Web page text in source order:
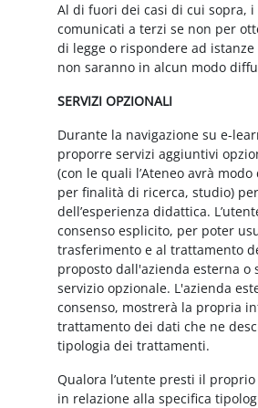
Al di fuori dei casi di cui sopra,
comunicati a terzi se non per
di legge o rispondere ad
non saranno in alcun modo
SERVIZI OPZIONALI
Durante la navigazione su e-
proporre servizi aggiuntivi
(con le quali l’Ateneo avrà
per finalità di ricerca, studio)
dell’esperienza didattica.
consenso esplicito, per poter
trasferimento e al trattamento
proposto dall'azienda esterna o
servizio opzionale. L'azienda
consenso, mostrerà la propria
trattamento dei dati che ne
tipologia dei trattamenti.
Qualora l’utente presti il proprio
in relazione alla specifica